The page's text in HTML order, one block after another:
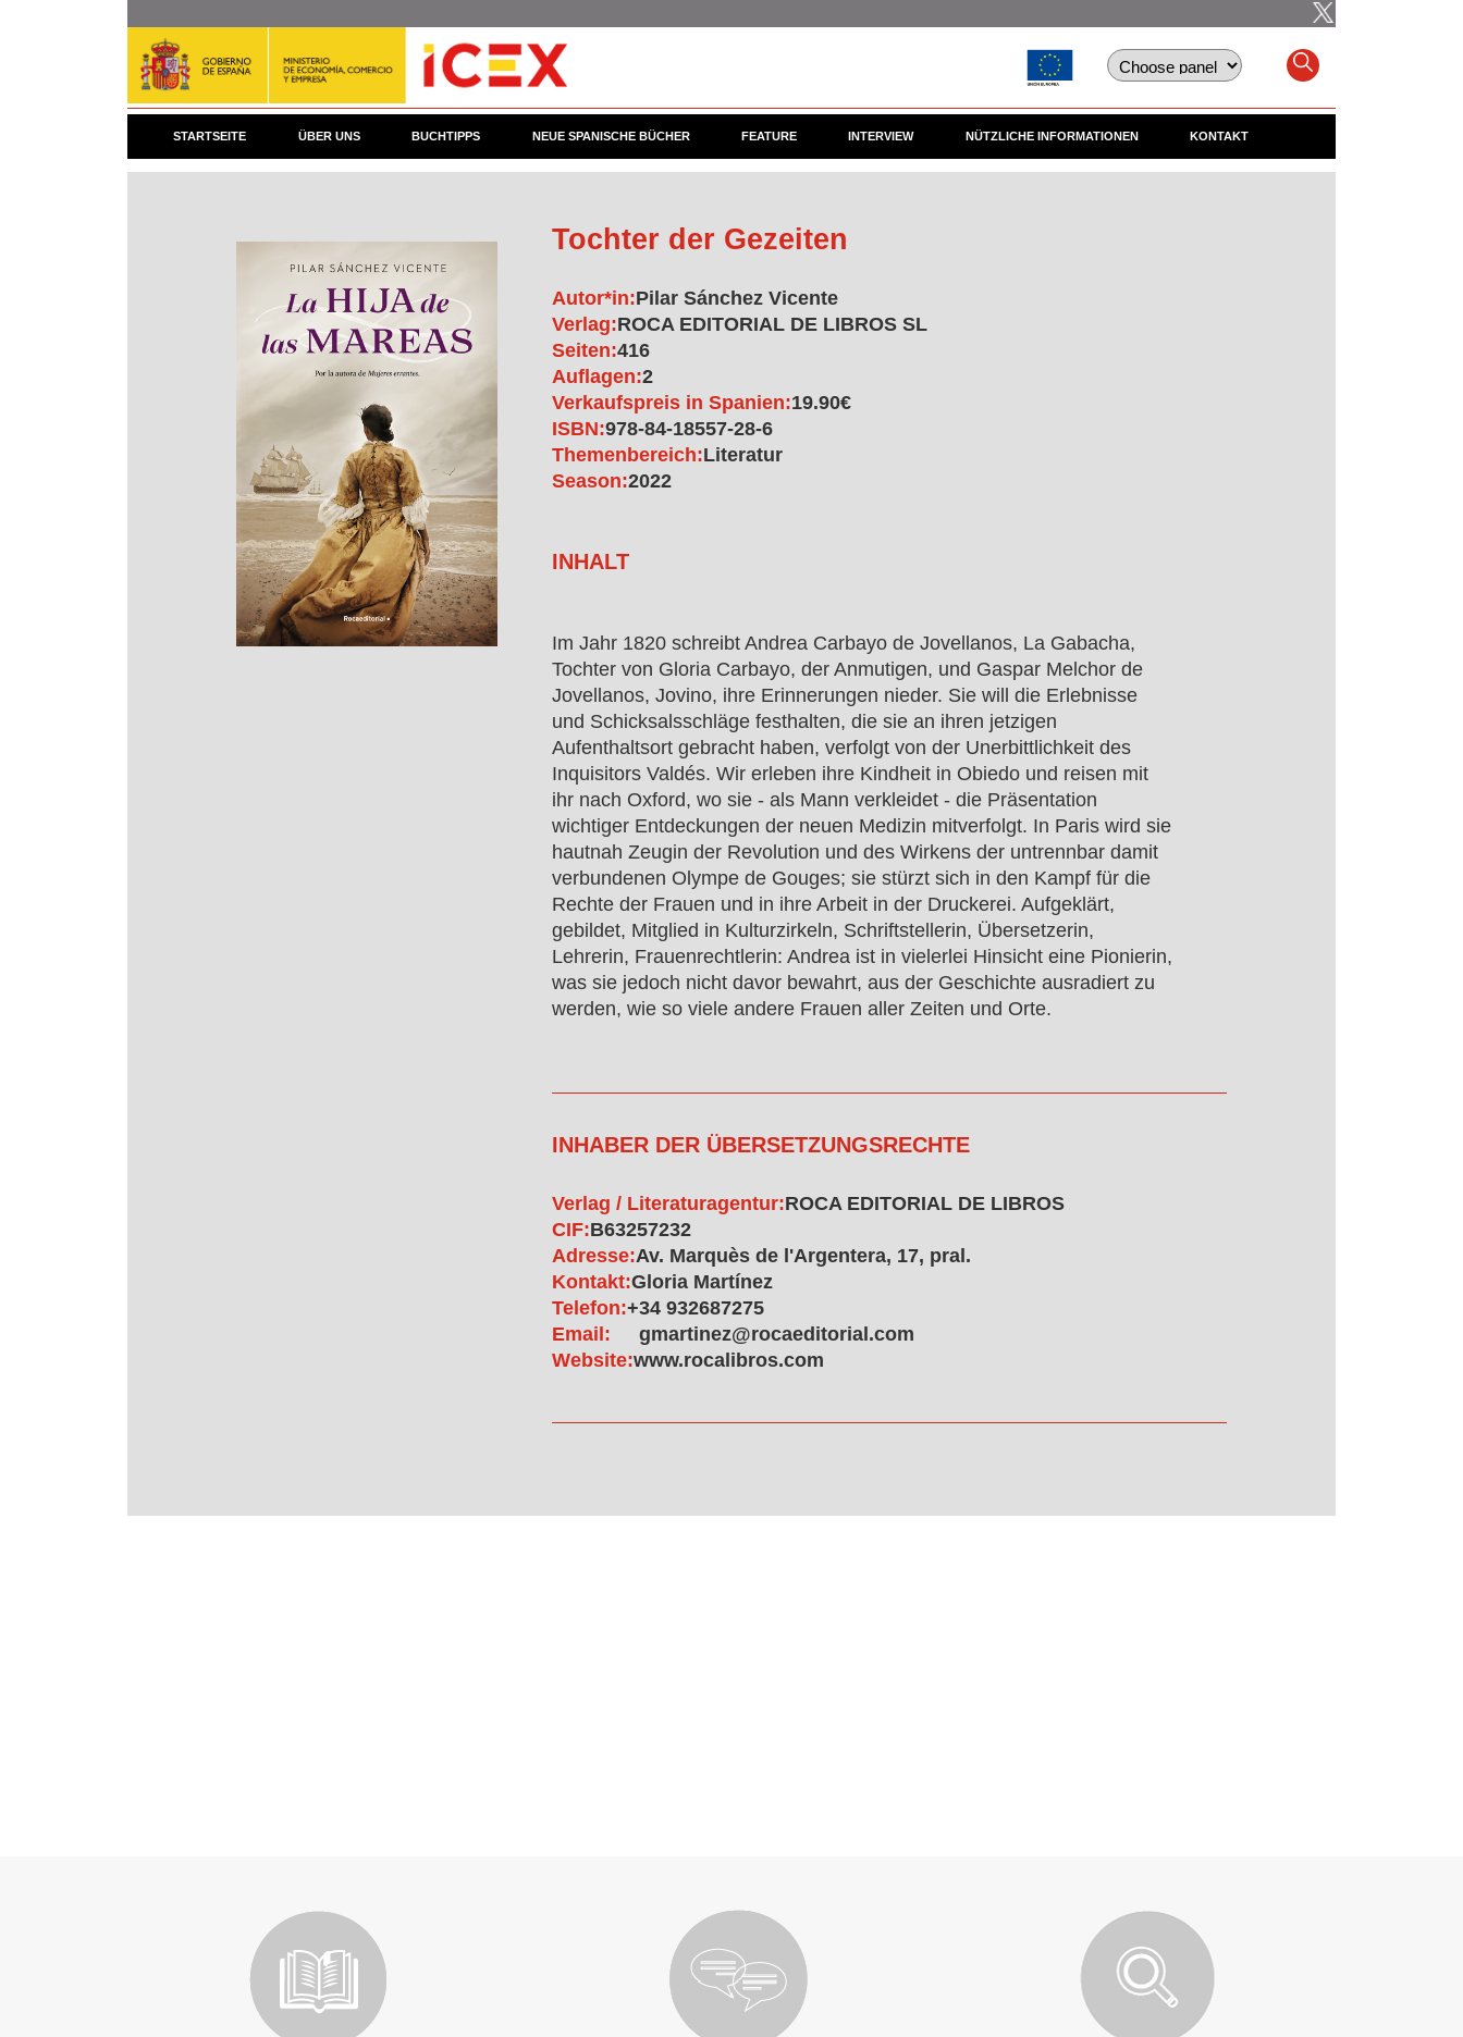
STARTSEITE ÜBER UNS BUCHTIPPS NEUE SPANISCHE BÜCHER FEATURE INTERVIEW NÜTZLICHE INFORMATIONEN KONTAKT
Tochter der Gezeiten
Autor*in:Pilar Sánchez Vicente
Verlag:ROCA EDITORIAL DE LIBROS SL
Seiten:416
Auflagen:2
Verkaufspreis in Spanien:19.90€
ISBN:978-84-18557-28-6
Themenbereich:Literatur
Season:2022
INHALT
Im Jahr 1820 schreibt Andrea Carbayo de Jovellanos, La Gabacha,
Tochter von Gloria Carbayo, der Anmutigen, und Gaspar Melchor de
Jovellanos, Jovino, ihre Erinnerungen nieder. Sie will die Erlebnisse
und Schicksalsschläge festhalten, die sie an ihren jetzigen
Aufenthaltsort gebracht haben, verfolgt von der Unerbittlichkeit des
Inquisitors Valdés. Wir erleben ihre Kindheit in Obiedo und reisen mit
ihr nach Oxford, wo sie - als Mann verkleidet - die Präsentation
wichtiger Entdeckungen der neuen Medizin mitverfolgt. In Paris wird sie
hautnah Zeugin der Revolution und des Wirkens der untrennbar damit
verbundenen Olympe de Gouges; sie stürzt sich in den Kampf für die
Rechte der Frauen und in ihre Arbeit in der Druckerei. Aufgeklärt,
gebildet, Mitglied in Kulturzirkeln, Schriftstellerin, Übersetzerin,
Lehrerin, Frauenrechtlerin: Andrea ist in vielerlei Hinsicht eine Pionierin,
was sie jedoch nicht davor bewahrt, aus der Geschichte ausradiert zu
werden, wie so viele andere Frauen aller Zeiten und Orte.
INHABER DER ÜBERSETZUNGSRECHTE
Verlag / Literaturagentur:ROCA EDITORIAL DE LIBROS
CIF:B63257232
Adresse:Av. Marquès de l'Argentera, 17, pral.
Kontakt:Gloria Martínez
Telefon:+34 932687275
Email:
gmartinez@rocaeditorial.com
Website:www.rocalibros.com